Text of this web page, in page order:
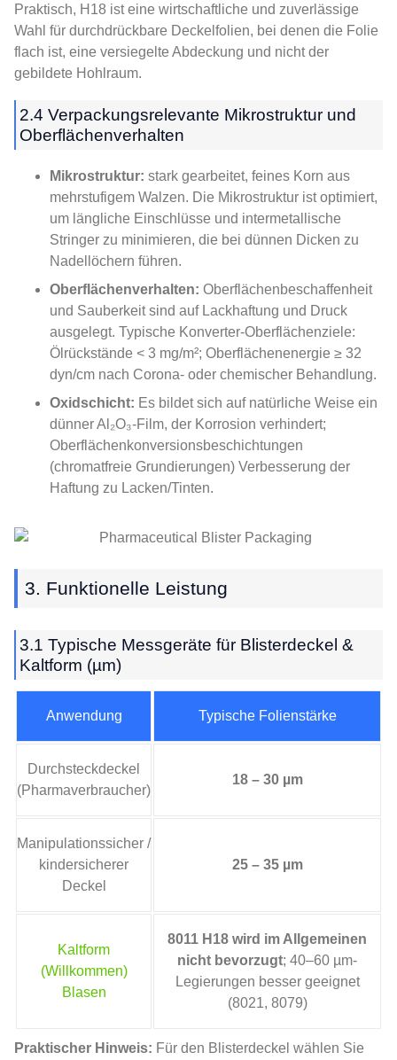
Praktisch, H18 ist eine wirtschaftliche und zuverlässige
Wahl für durchdrückbare Deckelfolien, bei denen die Folie
flach ist, eine versiegelte Abdeckung und nicht der
gebildete Hohlraum.
2.4 Verpackungsrelevante Mikrostruktur und
Oberflächenverhalten
Mikrostruktur: stark gearbeitet, feines Korn aus
mehrstufigem Walzen. Die Mikrostruktur ist optimiert,
um längliche Einschlüsse und intermetallische
Stringer zu minimieren, die bei dünnen Dicken zu
Nadellöchern führen.
Oberflächenverhalten: Oberflächenbeschaffenheit
und Sauberkeit sind auf Lackhaftung und Druck
ausgelegt. Typische Konverter-Oberflächenziele:
Ölrückstände < 3 mg/m²; Oberflächenenergie ≥ 32
dyn/cm nach Corona- oder chemischer Behandlung.
Oxidschicht: Es bildet sich auf natürliche Weise ein
dünner Al₂O₃-Film, der Korrosion verhindert;
Oberflächenkonversionsbeschichtungen
(chromatfreie Grundierungen) Verbesserung der
Haftung zu Lacken/Tinten.
3. Funktionelle Leistung
3.1 Typische Messgeräte für Blisterdeckel &
Kaltform (µm)
Anwendung Typische Folienstärke
Durchsteckdeckel
(Pharmaverbraucher)
18 – 30 µm
Manipulationssicher /
kindersicherer
Deckel
25 – 35 µm
Kaltform
(Willkommen)
Blasen
8011 H18 wird im Allgemeinen
nicht bevorzugt; 40–60 µm-
Legierungen besser geeignet
(8021, 8079)
Praktischer Hinweis: Für den Blisterdeckel wählen Sie